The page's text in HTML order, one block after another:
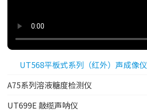
UT568平板式系列（红外）声成像仪
A75系列溶液糖度检测仪
UT699E 敲缆声呐仪